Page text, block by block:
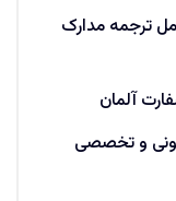
ترجمه مدارک
آلمان
و تخصصی